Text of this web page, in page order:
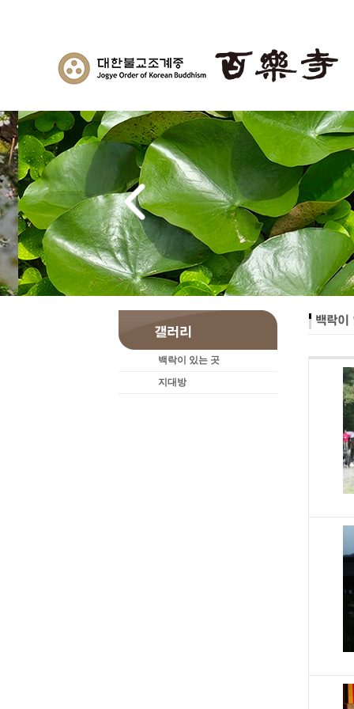
백락이 있는 곳
지대방